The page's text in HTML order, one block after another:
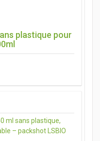
plastique pour